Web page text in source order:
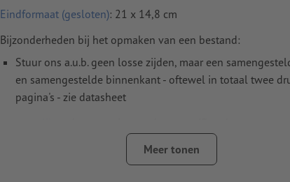
Eindformaat (gesloten): 21 x 14,8 cm
Bijzonderheden bij het opmaken van een bestand:
Stuur ons a.u.b. geen losse zijden, maar een
en samengestelde binnenkant - oftewel in totaal twee
pagina's - zie datasheet
kunnen wij helaas niet altijd letten
Meer tonen